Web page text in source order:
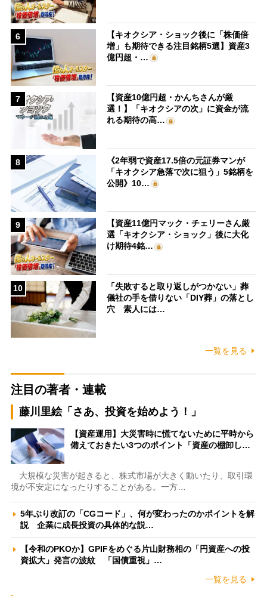
6
【キオクシア・ショック後に「株価倍
増」も期待できる注目銘柄5選】資産3
億円超・…
7
【資産10億円超・かんちさんが厳
選！】「キオクシアの次」に資金が流
れる期待の高…
8
《2年弱で資産17.5倍の元証券マンが
「キオクシア急落で次に狙う」5銘柄を
公開》10…
9
【資産11億円マック・チェリーさん厳
選「キオクシア・ショック」後に大化
け期待4銘…
10
「失敗すると取り返しがつかない」葬
儀社の手を借りない「DIY葬」の落とし
穴 素人には…
一覧を見る
注目の著者・連載
藤川里絵「さあ、投資を始めよう！」
【資産運用】大災害時に慌てないために平時から
備えておきたい3つのポイント「資産の棚卸し…
大規模な災害が起きると、株式市場が大きく動いたり、取引環
境が不安定になったりすることがある。一方…
5年ぶり改訂の「CGコード」、何が変わったのかポイントを解
説 企業に成長投資の具体的な説…
【令和のPKOか】GPIFをめぐる片山財務相の「円資産への投
資拡大」発言の波紋 「国債重視」…
一覧を見る